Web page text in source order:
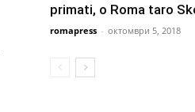
primati, o Roma taro
romapress - октомври 5, 2018